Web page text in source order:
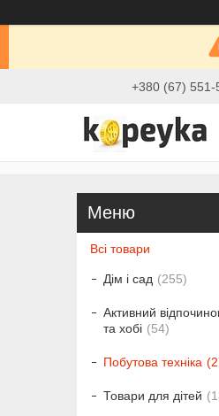
+380 (67) 551-
Всі товари
Дім і сад 255
Активний
та хобі
54
Побутова техніка
Товари для дітей